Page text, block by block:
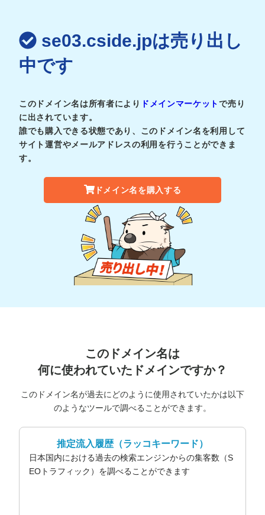
se03.cside.jpは売り出し
中です
このドメイン名は所有者により ドメインマーケットで売り
に出されています。
誰でも購入できる状態であり、このドメイン名を利用して
サイト運営やメールアドレスの利用を行うことができま
す。
ドメイン名を購入する
このドメイン名は
何に使われていたドメインですか？
このドメイン名が過去にどのように使用されていたかは以下
のようなツールで調べることができます。
推定流入履歴（ラッコキーワード）
日本国内における過去の検索エンジンからの集客数（S
EOトラフィック）を調べることができます